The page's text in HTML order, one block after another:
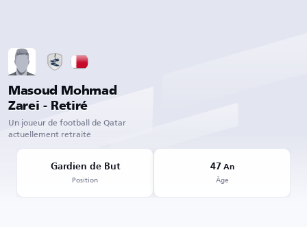
Masoud Mohmad
Zarei - Retiré
Un joueur de football de Qatar
actuellement retraité
Gardien de But
Position
47 An
Âge